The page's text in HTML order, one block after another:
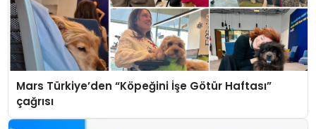
Mars Türkiye’den “Köpeğini İşe Götür Haftası”
çağrısı